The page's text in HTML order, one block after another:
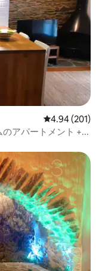
レビュー201
4.94 (201)
アパートメント +...